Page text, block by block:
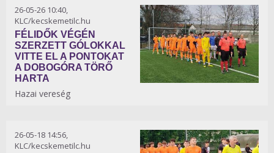
26-05-26 10:40,
KLC/kecskemetilc.hu
FÉLIDŐK VÉGÉN
SZERZETT GÓLOKKAL
VITTE EL A PONTOKAT
A DOBOGÓRA TÖRŐ
HARTA
Hazai vereség
26-05-18 14:56,
KLC/kecskemetilc.hu